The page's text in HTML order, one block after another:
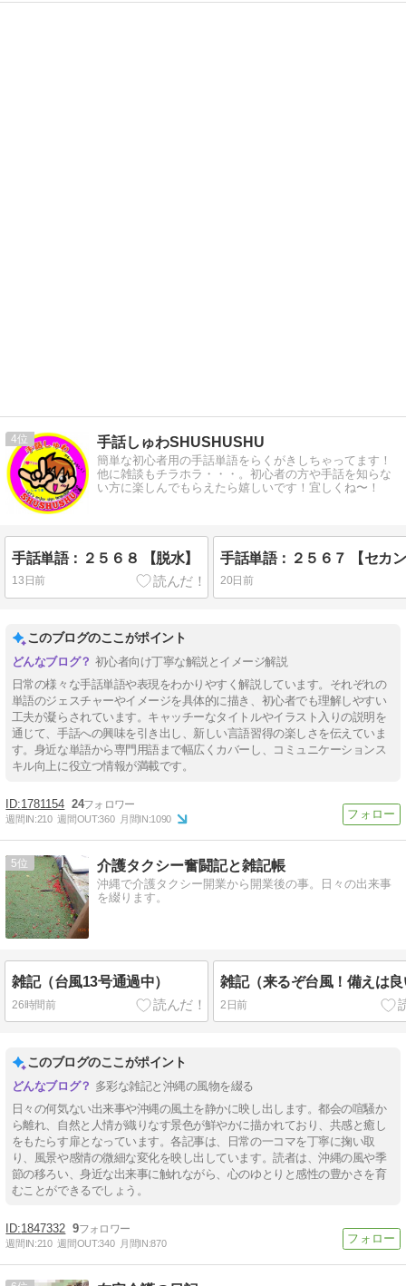
4 手話しゅわSHUSHUSHU
簡単な初心者用の手話単語をらくがきしちゃってます！
他に雑談もチラホラ・・・。初心者の方や手話を知らな
い方に楽しんでもらえたら嬉しいです！宜しくね〜！
手話単語：２５６８ 【脱水】
13日前 20日前
このブログのここがポイント
初心者向け丁寧な解説とイメージ解説
日常の様々な手話単語や表現をわかりやすく解説しています。それぞれの
単語のジェスチャーやイメージを具体的に描き、初心者でも理解しやすい
工夫が凝らされています。キャッチーなタイトルやイラスト入りの説明を
通じて、手話への興味を引き出し、新しい言語習得の楽しさを伝えていま
す。身近な単語から専門用語まで幅広くカバーし、コミュニケーションス
キル向上に役立つ情報が満載です。
1781154 24
週間IN:210 週間OUT:360 月間IN:1090
5 介護タクシー奮闘記と雑記帳
沖縄で介護タクシー開業から開業後の事。日々の出来事
を綴ります。
雑記（台風13号通過中）
26時間前
雑記（来るぞ台風！備えは
2日前
このブログのここがポイント
多彩な雑記と沖縄の風物を綴る
日々の何気ない出来事や沖縄の風土を静かに映し出します。都会の喧騒か
ら離れ、自然と人情が織りなす景色が鮮やかに描かれており、共感と癒し
をもたらす扉となっています。各記事は、日常の一コマを丁寧に掬い取
り、風景や感情の微細な変化を映し出しています。読者は、沖縄の風や季
節の移ろい、身近な出来事に触れながら、心のゆとりと感性の豊かさを育
むことができるでしょう。
1847332 9
週間IN:210 週間OUT:340 月間IN:870